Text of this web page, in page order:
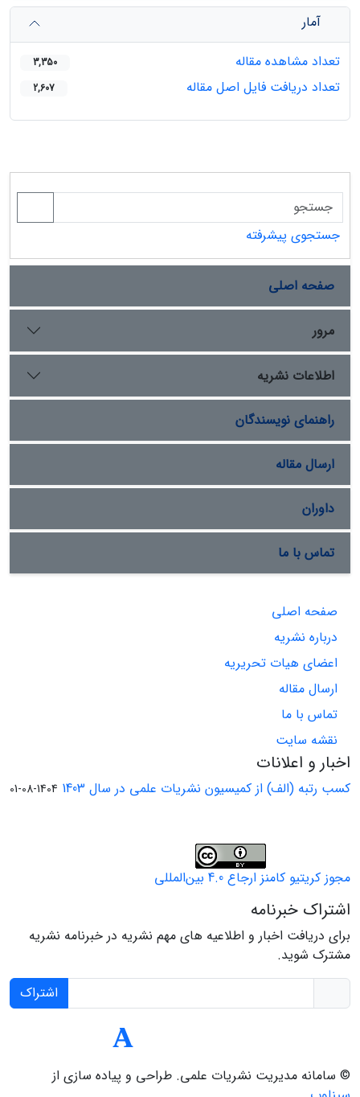
آمار
تعداد مشاهده مقاله
3,350
تعداد دریافت فایل اصل مقاله 2,607
جستجوی پیشرفته
صفحه اصلی
مرور
اطلاعات نشریه
راهنمای نویسندگان
ارسال مقاله
داوران
تماس با ما
صفحه اصلی
درباره نشریه
اعضای هیات تحریریه
ارسال مقاله
تماس با ما
نقشه سایت
اخبار و اعلانات
کسب رتبه (الف) از کمیسیون نشریات علمی در سال 1403 1404-08-01
مجوز کریتیو کامنز ارجاع 4.0 بین‌المللی
اشتراک خبرنامه
برای دریافت اخبار و اطلاعیه های مهم نشریه در خبرنامه نشریه
مشترک شوید.
اشتراک
© سامانه مدیریت نشریات علمی. طراحی و پیاده سازی از